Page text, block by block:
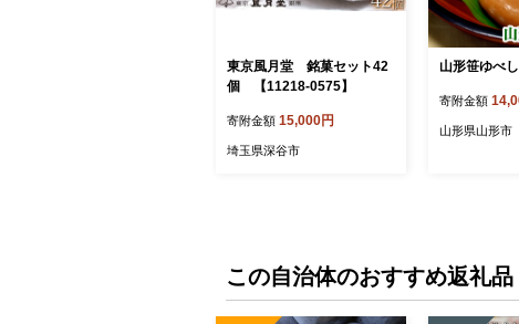
東京風月堂 銘菓セット42
個 【11218-0575】
寄附金額 15,000円
埼玉県深谷市
山形笹ゆべ
寄附金額
山形県山形市
この自治体のおすすめ返礼品